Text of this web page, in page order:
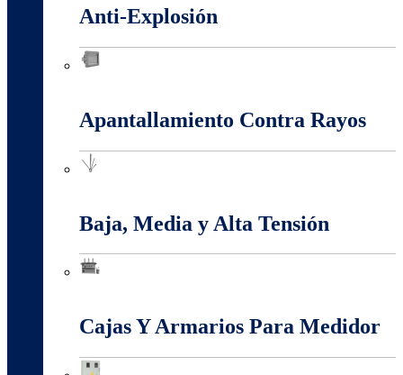
Anti-Explosión
Apantallamiento Contra Rayos
Baja, Media y Alta Tensión
Cajas Y Armarios Para Medidor